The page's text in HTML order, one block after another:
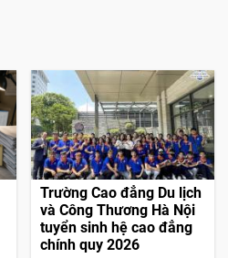
Trường Cao đẳng Du lịch
và Công Thương Hà Nội
tuyển sinh hệ cao đẳng
chính quy 2026